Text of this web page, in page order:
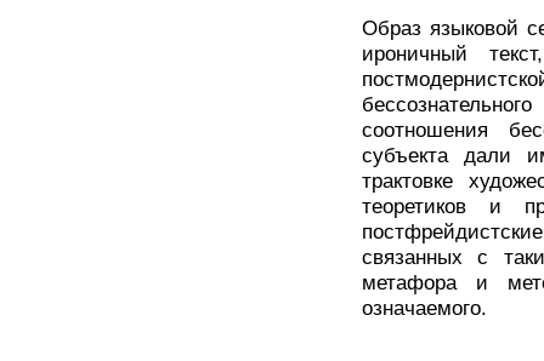
Образ языковой
ироничный
соотношения
субъекта дали
трактовке
теоретиков и
связанных с
метафора и
означаемого.